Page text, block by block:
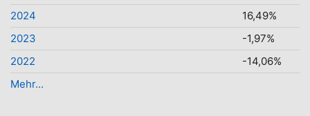
2024
16,49%
2023
-1,97%
2022
-14,06%
Mehr...